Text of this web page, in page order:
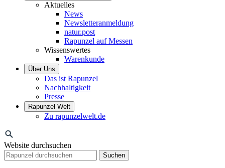
Aktuelles
News
Newsletteranmeldung
natur.post
Rapunzel auf Messen
Wissenswertes
Warenkunde
Über Uns
Das ist Rapunzel
Nachhaltigkeit
Presse
Rapunzel Welt
Zu rapunzelwelt.de
Website durchsuchen
Suchen